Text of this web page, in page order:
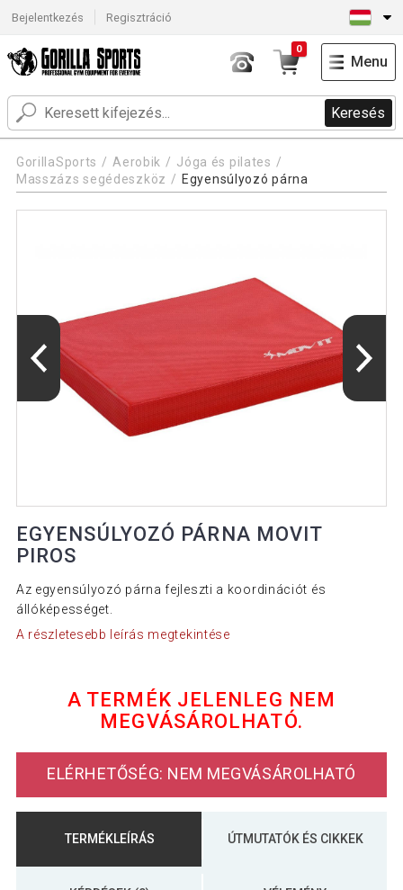
Bejelentkezés Regisztráció
Keresés
0
Menu
GorillaSports Aerobik
Jóga és pilates
Masszázs segédeszköz
Egyensúlyozó párna
EGYENSÚLYOZÓ PÁRNA MOVIT
PIROS
Az egyensúlyozó párna fejleszti a koordinációt és
állóképességet.
A részletesebb leírás megtekintése
A TERMÉK JELENLEG NEM
MEGVÁSÁROLHATÓ.
ELÉRHETŐSÉG: NEM MEGVÁSÁROLHATÓ
TERMÉKLEÍRÁS ÚTMUTATÓK ÉS CIKKEK